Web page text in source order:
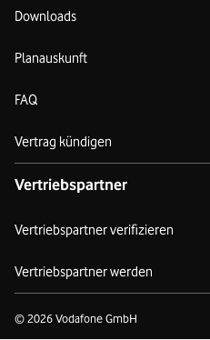
Downloads
Planauskunft
FAQ
Vertrag kündigen
Vertriebspartner
Vertriebspartner verifizieren
Vertriebspartner werden
© 2026 Vodafone GmbH